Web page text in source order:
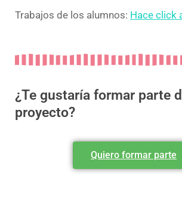
Trabajos de los alumnos: Hace click
¿Te gustaría formar parte
proyecto?
Quiero formar parte